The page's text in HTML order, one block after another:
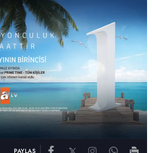
PAYLAŞ